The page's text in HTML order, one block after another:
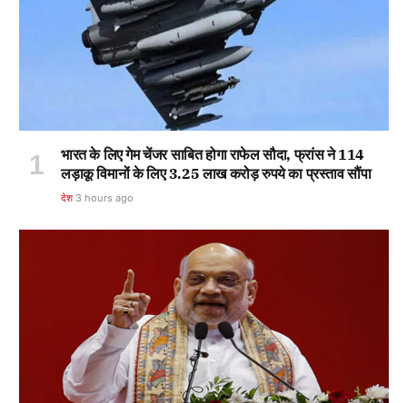
भारत के लिए गेम चेंजर साबित होगा राफेल सौदा, फ्रांस ने 114
लड़ाकू विमानों के लिए 3.25 लाख करोड़ रुपये का प्रस्ताव सौंपा
देश 3 hours ago